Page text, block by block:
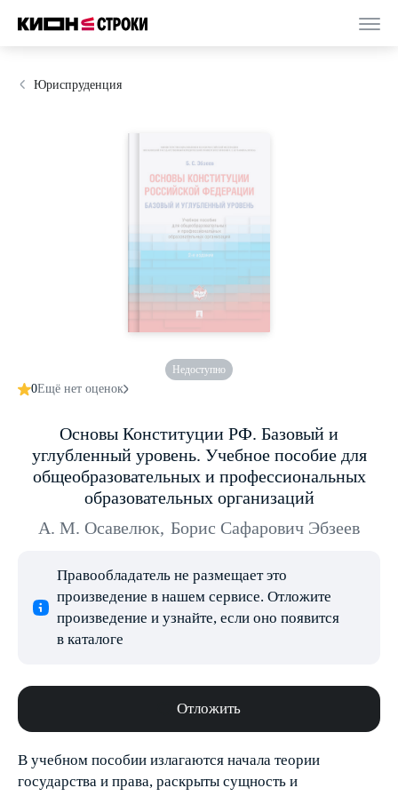
Юриспруденция
Недоступно
0Ещё нет оценок
Основы Конституции РФ. Базовый и
углубленный уровень. Учебное пособие для
общеобразовательных и профессиональных
образовательных организаций
А. М. Осавелюк, Борис Сафарович Эбзеев
Правообладатель не размещает это
произведение в нашем сервисе. Отложите
произведение и узнайте, если оно появится
в каталоге
Отложить
В учебном пособии излагаются начала теории
государства и права, раскрыты сущность и